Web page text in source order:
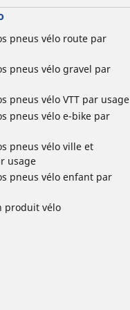
pneus vélo route par
pneus vélo gravel par
pneus vélo VTT par usage
pneus vélo e-bike par
pneus vélo ville et
usage
pneus vélo enfant par
produit vélo